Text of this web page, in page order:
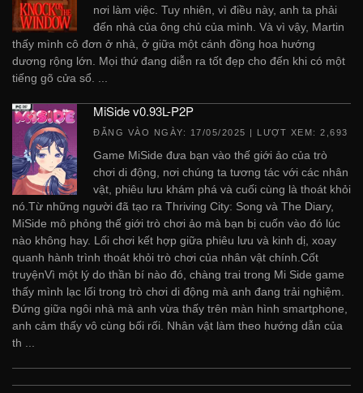
nơi làm việc. Tuy nhiên, vì điều này, anh ta phải
đến nhà của ông chủ của mình. Và vì vậy, Martin
thấy mình cô đơn ở nhà, ở giữa một cánh đồng hoa hướng
dương rộng lớn. Mọi thứ đang diễn ra tốt đẹp cho đến khi có một
tiếng gõ cửa sổ. ...
MiSide v0.93L-P2P
ĐĂNG VÀO NGÀY: 17/05/2025 | LƯỢT XEM: 2,693
Game MiSide đưa bạn vào thế giới ảo của trò
chơi di động, nơi chúng ta tương tác với các nhân
vật, phiêu lưu khám phá và cuối cùng là thoát khỏi
nó.Từ những người đã tạo ra Thriving City: Song và The Diary,
MiSide mô phỏng thế giới trò chơi ảo mà bạn bị cuốn vào đó lúc
nào không hay. Lối chơi kết hợp giữa phiêu lưu và kinh dị, xoay
quanh hành trình thoát khỏi trò chơi của nhân vật chính.Cốt
truyệnVì một lý do thần bí nào đó, chàng trai trong Mi Side game
thấy mình lạc lối trong trò chơi di động mà anh đang trải nghiệm.
Đứng giữa ngôi nhà mà anh vừa thấy trên màn hình smartphone,
anh cảm thấy vô cùng bối rối. Nhân vật làm theo hướng dẫn của
th ...